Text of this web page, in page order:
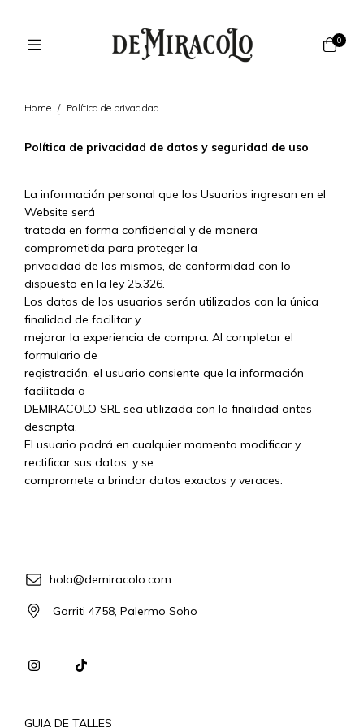
0
Home / Política de privacidad
Política de privacidad de datos y seguridad de uso
La información personal que los Usuarios ingresan en el
Website será
tratada en forma confidencial y de manera
comprometida para proteger la
privacidad de los mismos, de conformidad con lo
dispuesto en la ley 25.326.
Los datos de los usuarios serán utilizados con la única
finalidad de facilitar y
mejorar la experiencia de compra. Al completar el
formulario de
registración, el usuario consiente que la información
facilitada a
DEMIRACOLO SRL sea utilizada con la finalidad antes
descripta.
El usuario podrá en cualquier momento modificar y
rectificar sus datos, y se
compromete a brindar datos exactos y veraces.
hola@demiracolo.com
Gorriti 4758, Palermo Soho
GUIA DE TALLES